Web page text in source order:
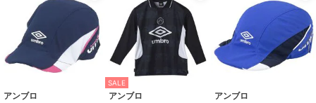
アンブロ
SALE
アンブロ アンブロ